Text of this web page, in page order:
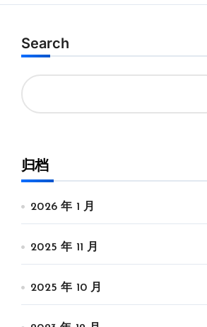
Search
归档
2026 年 1 月
2025 年 11 月
2025 年 10 月